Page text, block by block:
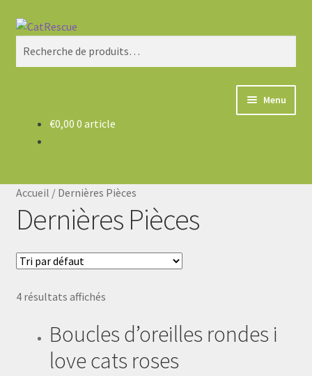
Aller
Aller
Recherche
Menu
Beauté
€0,00 0 article
Accueil / Dernières Pièces
Dernières Pièces
4 résultats affichés
Boucles d’oreilles rondes i
love cats roses